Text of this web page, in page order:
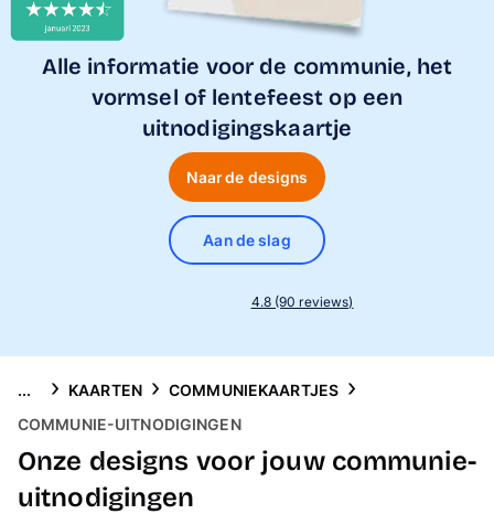
Telefoonhoesjes
Thema's
Alle informatie voor de communie, het
vormsel of lentefeest op een
uitnodigingskaartje
4.8 (90 reviews)
Naar de designs
Aan de slag
... KAARTEN
COMMUNIEKAARTJES
COMMUNIE-UITNODIGINGEN
Onze designs voor jouw communie-
uitnodigingen